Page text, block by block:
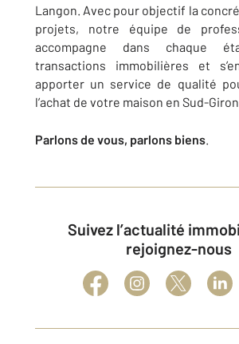
Langon. Avec pour objectif la
projets, notre équipe de
accompagne dans chaque
transactions immobilières et
apporter un service de qualité
l’achat de votre maison en Sud-
Parlons de vous, parlons biens.
Suivez l’actualité immobilière et
rejoignez-nous